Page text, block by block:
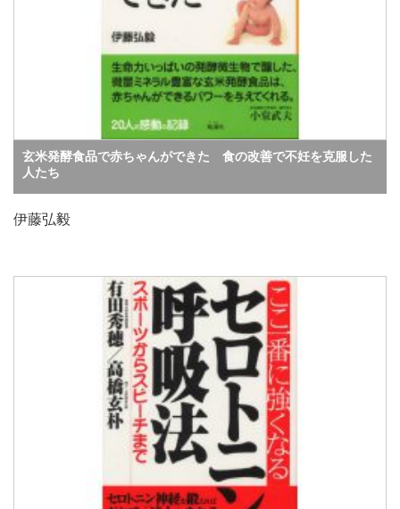
玄米発酵食品で赤ちゃんができた 食の改善で不妊を克服した
人たち
伊藤弘毅